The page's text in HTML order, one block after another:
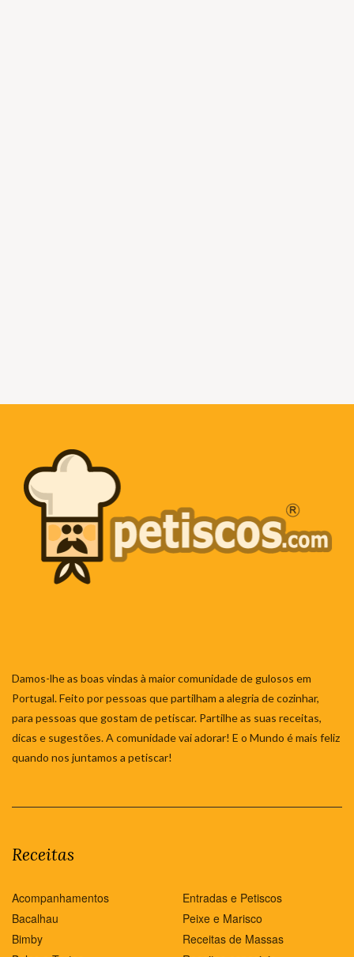
Damos-lhe as boas vindas à maior comunidade de gulosos em
Portugal. Feito por pessoas que partilham a alegria de cozinhar,
para pessoas que gostam de petiscar. Partilhe as suas receitas,
dicas e sugestões. A comunidade vai adorar! E o Mundo é mais feliz
quando nos juntamos a petiscar!
Receitas
Acompanhamentos
Bacalhau
Bimby
Entradas e Petiscos
Peixe e Marisco
Receitas de Massas